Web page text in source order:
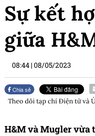
Sự kết
giữa
08:44 |08/05/2023
Chia sẻ
Theo dõi tạp chíĐiện tử và
H&M và Mugler vừa